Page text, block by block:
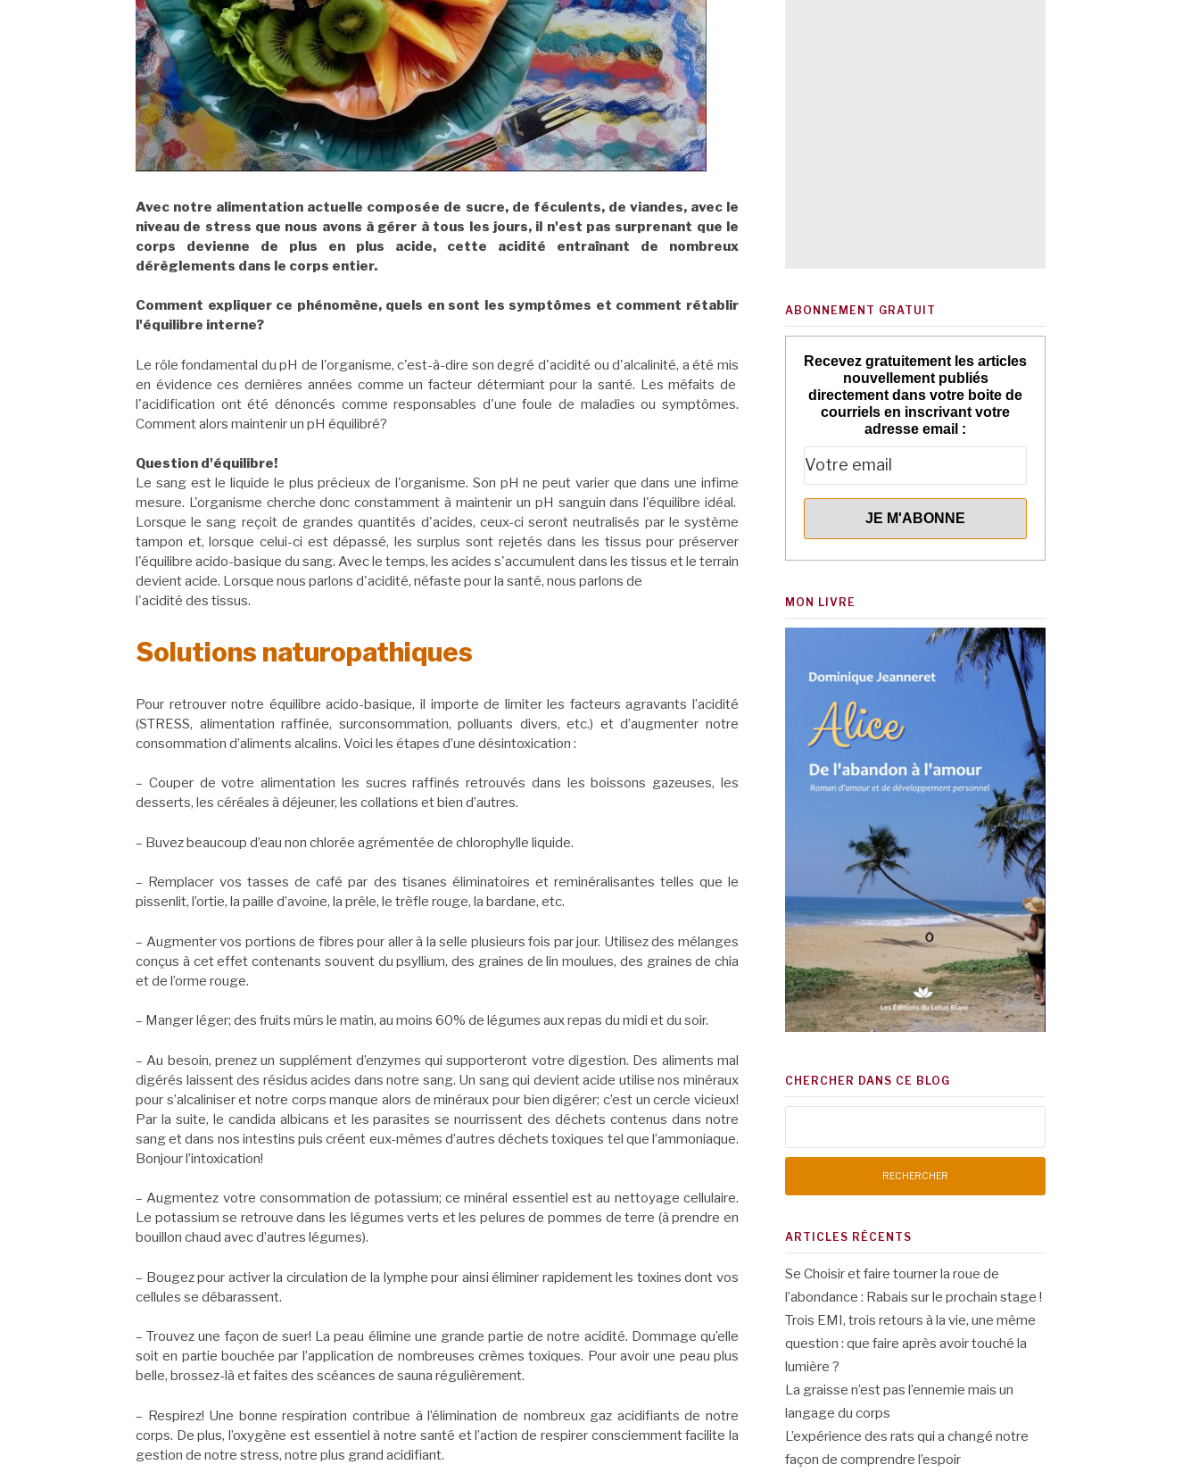
Avec notre alimentation actuelle composée de sucre, de féculents, de viandes, avec le
niveau de stress que nous avons à gérer à tous les jours, il n'est pas surprenant que le
corps devienne de plus en plus acide, cette acidité entraînant de nombreux
dérèglements dans le corps entier.
Comment expliquer ce phénomène, quels en sont les symptômes et comment rétablir
l'équilibre interne?
Le rôle fondamental du pH de l'organisme, c'est-à-dire son degré d'acidité ou d'alcalinité, a été mis
en évidence ces dernières années comme un facteur détermiant pour la santé. Les méfaits de
l'acidification ont été dénoncés comme responsables d'une foule de maladies ou symptômes.
Comment alors maintenir un pH équilibré?
Question d'équilibre!
Le sang est le liquide le plus précieux de l'organisme. Son pH ne peut varier que dans une infime
mesure. L'organisme cherche donc constamment à maintenir un pH sanguin dans l'équilibre idéal.
Lorsque le sang reçoit de grandes quantités d'acides, ceux-ci seront neutralisés par le système
tampon et, lorsque celui-ci est dépassé, les surplus sont rejetés dans les tissus pour préserver
l'équilibre acido-basique du sang. Avec le temps, les acides s'accumulent dans les tissus et le terrain
devient acide. Lorsque nous parlons d'acidité, néfaste pour la santé, nous parlons de
l'acidité des tissus.
Solutions naturopathiques
Pour retrouver notre équilibre acido-basique, il importe de limiter les facteurs agravants l’acidité
(STRESS, alimentation raffinée, surconsommation, polluants divers, etc.) et d’augmenter notre
consommation d’aliments alcalins. Voici les étapes d’une désintoxication :
– Couper de votre alimentation les sucres raffinés retrouvés dans les boissons gazeuses, les
desserts, les céréales à déjeuner, les collations et bien d’autres.
– Buvez beaucoup d’eau non chlorée agrémentée de chlorophylle liquide.
– Remplacer vos tasses de café par des tisanes éliminatoires et reminéralisantes telles que le
pissenlit, l’ortie, la paille d’avoine, la prêle, le trèfle rouge, la bardane, etc.
– Augmenter vos portions de fibres pour aller à la selle plusieurs fois par jour. Utilisez des mélanges
conçus à cet effet contenants souvent du psyllium, des graines de lin moulues, des graines de chia
et de l’orme rouge.
– Manger léger; des fruits mûrs le matin, au moins 60% de légumes aux repas du midi et du soir.
– Au besoin, prenez un supplément d’enzymes qui supporteront votre digestion. Des aliments mal
digérés laissent des résidus acides dans notre sang. Un sang qui devient acide utilise nos minéraux
pour s’alcaliniser et notre corps manque alors de minéraux pour bien digérer; c’est un cercle vicieux!
Par la suite, le candida albicans et les parasites se nourrissent des déchets contenus dans notre
sang et dans nos intestins puis créent eux-mêmes d’autres déchets toxiques tel que l’ammoniaque.
Bonjour l’intoxication!
– Augmentez votre consommation de potassium; ce minéral essentiel est au nettoyage cellulaire.
Le potassium se retrouve dans les légumes verts et les pelures de pommes de terre (à prendre en
bouillon chaud avec d’autres légumes).
– Bougez pour activer la circulation de la lymphe pour ainsi éliminer rapidement les toxines dont vos
cellules se débarassent.
– Trouvez une façon de suer! La peau élimine une grande partie de notre acidité. Dommage qu’elle
soit en partie bouchée par l’application de nombreuses crèmes toxiques. Pour avoir une peau plus
belle, brossez-là et faites des scéances de sauna régulièrement.
– Respirez! Une bonne respiration contribue à l’élimination de nombreux gaz acidifiants de notre
corps. De plus, l’oxygène est essentiel à notre santé et l’action de respirer consciemment facilite la
gestion de notre stress, notre plus grand acidifiant.
ABONNEMENT GRATUIT
Recevez gratuitement les articles
nouvellement publiés
directement dans votre boite de
courriels en inscrivant votre
adresse email :
MON LIVRE
CHERCHER DANS CE BLOG
ARTICLES RÉCENTS
Se Choisir et faire tourner la roue de
l’abondance : Rabais sur le prochain stage !
Trois EMI, trois retours à la vie, une même
question : que faire après avoir touché la
lumière ?
La graisse n’est pas l’ennemie mais un
langage du corps
L’expérience des rats qui a changé notre
façon de comprendre l’espoir